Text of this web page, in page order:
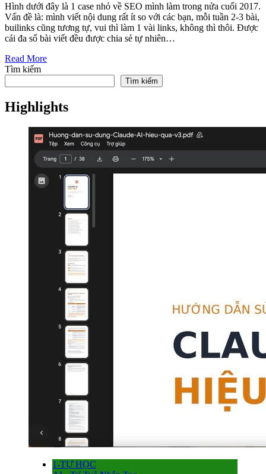
Hình dưới đây là 1 case nhỏ về SEO mình làm trong nửa cuổi 2017.
Vấn đề là: mình viết nội dung rất ít so với các bạn, mỗi tuần 2-3 bài,
builinks cũng tương tự, vui thì làm 1 vài links, không thì thôi. Được
cái đa số bài viết đều được chia sẻ tự nhiên…
Read More
Tìm kiếm
Tìm kiếm
Highlights
1-TỰ HỌC